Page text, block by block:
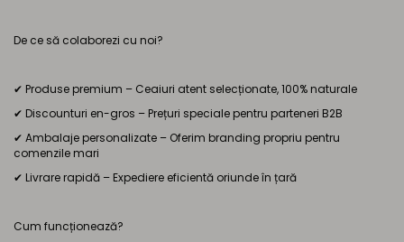
De ce să colaborezi cu noi?
✔ Produse premium – Ceaiuri atent selecționate, 100% naturale
✔ Discounturi en-gros – Prețuri speciale pentru parteneri B2B
✔ Ambalaje personalizate – Oferim branding propriu pentru
comenzile mari
✔ Livrare rapidă – Expediere eficientă oriunde în țară
Cum funcționează?